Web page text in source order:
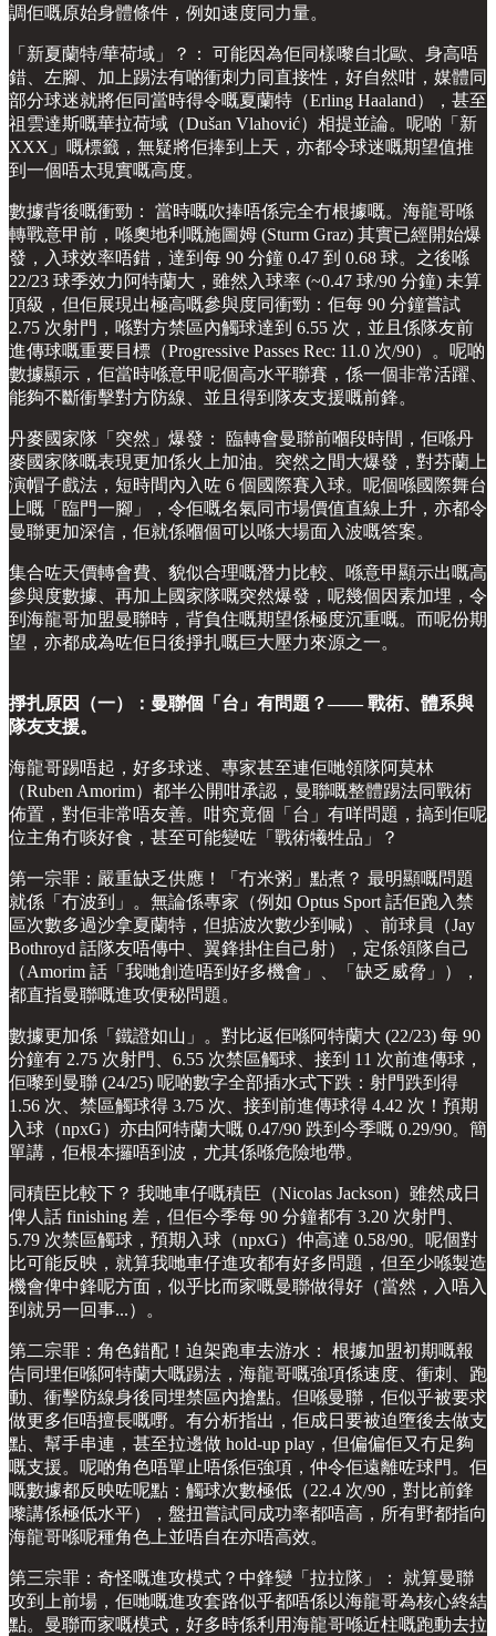
調佢嘅原始身體條件，例如速度同力量。
「新夏蘭特/華荷域」？： 可能因為佢同樣嚟自北歐、身高唔
錯、左腳、加上踢法有啲衝刺力同直接性，好自然咁，媒體同
部分球迷就將佢同當時得令嘅夏蘭特（Erling Haaland），甚至
祖雲達斯嘅華拉荷域（Dušan Vlahović）相提並論。呢啲「新
XXX」嘅標籤，無疑將佢捧到上天，亦都令球迷嘅期望值推
到一個唔太現實嘅高度。
數據背後嘅衝勁： 當時嘅吹捧唔係完全冇根據嘅。海龍哥喺
轉戰意甲前，喺奧地利嘅施圖姆 (Sturm Graz) 其實已經開始爆
發，入球效率唔錯，達到每 90 分鐘 0.47 到 0.68 球。之後喺
22/23 球季效力阿特蘭大，雖然入球率 (~0.47 球/90 分鐘) 未算
頂級，但佢展現出極高嘅參與度同衝勁：佢每 90 分鐘嘗試
2.75 次射門，喺對方禁區內觸球達到 6.55 次，並且係隊友前
進傳球嘅重要目標（Progressive Passes Rec: 11.0 次/90）。呢啲
數據顯示，佢當時喺意甲呢個高水平聯賽，係一個非常活躍、
能夠不斷衝擊對方防線、並且得到隊友支援嘅前鋒。
丹麥國家隊「突然」爆發： 臨轉會曼聯前嗰段時間，佢喺丹
麥國家隊嘅表現更加係火上加油。突然之間大爆發，對芬蘭上
演帽子戲法，短時間內入咗 6 個國際賽入球。呢個喺國際舞台
上嘅「臨門一腳」，令佢嘅名氣同市場價值直線上升，亦都令
曼聯更加深信，佢就係嗰個可以喺大場面入波嘅答案。
集合咗天價轉會費、貌似合理嘅潛力比較、喺意甲顯示出嘅高
參與度數據、再加上國家隊嘅突然爆發，呢幾個因素加埋，令
到海龍哥加盟曼聯時，背負住嘅期望係極度沉重嘅。而呢份期
望，亦都成為咗佢日後掙扎嘅巨大壓力來源之一。
掙扎原因（一）：曼聯個「台」有問題？—— 戰術、體系與
隊友支援。
海龍哥踢唔起，好多球迷、專家甚至連佢哋領隊阿莫林
（Ruben Amorim）都半公開咁承認，曼聯嘅整體踢法同戰術
佈置，對佢非常唔友善。咁究竟個「台」有咩問題，搞到佢呢
位主角冇啖好食，甚至可能變咗「戰術犧牲品」？
第一宗罪：嚴重缺乏供應！「冇米粥」點煮？ 最明顯嘅問題
就係「冇波到」。無論係專家（例如 Optus Sport 話佢跑入禁
區次數多過沙拿夏蘭特，但掂波次數少到喊）、前球員（Jay
Bothroyd 話隊友唔傳中、翼鋒掛住自己射），定係領隊自己
（Amorim 話「我哋創造唔到好多機會」、「缺乏威脅」），
都直指曼聯嘅進攻便秘問題。
數據更加係「鐵證如山」。對比返佢喺阿特蘭大 (22/23) 每 90
分鐘有 2.75 次射門、6.55 次禁區觸球、接到 11 次前進傳球，
佢嚟到曼聯 (24/25) 呢啲數字全部插水式下跌：射門跌到得
1.56 次、禁區觸球得 3.75 次、接到前進傳球得 4.42 次！預期
入球（npxG）亦由阿特蘭大嘅 0.47/90 跌到今季嘅 0.29/90。簡
單講，佢根本攞唔到波，尤其係喺危險地帶。
同積臣比較下？ 我哋車仔嘅積臣（Nicolas Jackson）雖然成日
俾人話 finishing 差，但佢今季每 90 分鐘都有 3.20 次射門、
5.79 次禁區觸球，預期入球（npxG）仲高達 0.58/90。呢個對
比可能反映，就算我哋車仔進攻都有好多問題，但至少喺製造
機會俾中鋒呢方面，似乎比而家嘅曼聯做得好（當然，入唔入
到就另一回事...）。
第二宗罪：角色錯配！迫架跑車去游水： 根據加盟初期嘅報
告同埋佢喺阿特蘭大嘅踢法，海龍哥嘅強項係速度、衝刺、跑
動、衝擊防線身後同埋禁區內搶點。但喺曼聯，佢似乎被要求
做更多佢唔擅長嘅嘢。有分析指出，佢成日要被迫墮後去做支
點、幫手串連，甚至拉邊做 hold-up play，但偏偏佢又冇足夠
嘅支援。呢啲角色唔單止唔係佢強項，仲令佢遠離咗球門。佢
嘅數據都反映咗呢點：觸球次數極低（22.4 次/90，對比前鋒
嚟講係極低水平），盤扭嘗試同成功率都唔高，所有野都指向
海龍哥喺呢種角色上並唔自在亦唔高效。
第三宗罪：奇怪嘅進攻模式？中鋒變「拉拉隊」： 就算曼聯
攻到上前場，佢哋嘅進攻套路似乎都唔係以海龍哥為核心終結
點。曼聯而家嘅模式，好多時係利用海龍哥喺近柱嘅跑動去拉